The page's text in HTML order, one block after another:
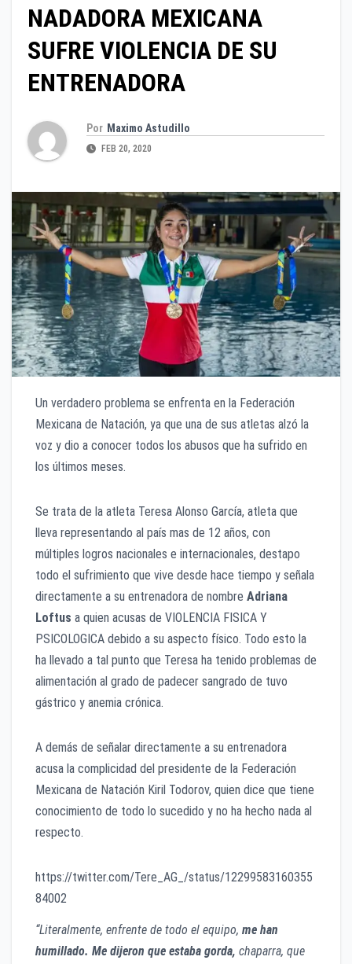
NADADORA MEXICANA
SUFRE VIOLENCIA DE SU
ENTRENADORA
Por Maximo Astudillo
FEB 20, 2020
Un verdadero problema se enfrenta en la Federación
Mexicana de Natación, ya que una de sus atletas alzó la
voz y dio a conocer todos los abusos que ha sufrido en
los últimos meses.
Se trata de la atleta Teresa Alonso García, atleta que
lleva representando al país mas de 12 años, con
múltiples logros nacionales e internacionales, destapo
todo el sufrimiento que vive desde hace tiempo y señala
directamente a su entrenadora de nombre Adriana
Loftus a quien acusas de VIOLENCIA FISICA Y
PSICOLOGICA debido a su aspecto físico. Todo esto la
ha llevado a tal punto que Teresa ha tenido problemas de
alimentación al grado de padecer sangrado de tuvo
gástrico y anemia crónica.
A demás de señalar directamente a su entrenadora
acusa la complicidad del presidente de la Federación
Mexicana de Natación Kiril Todorov, quien dice que tiene
conocimiento de todo lo sucedido y no ha hecho nada al
respecto.
https://twitter.com/Tere_AG_/status/12299583160355
84002
“Literalmente, enfrente de todo el equipo, me han
humillado. Me dijeron que estaba gorda, chaparra, que